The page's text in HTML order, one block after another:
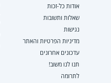
אודות כל-זכות
שאלות ותשובות
נגישות
מדיניות הפרטיות והאתר
עדכונים אחרונים
תנו לנו משוב!
לתרומה